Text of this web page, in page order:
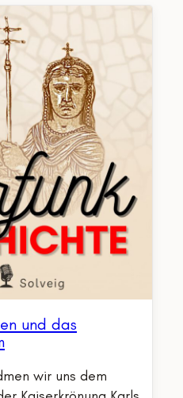
und das
wir uns dem